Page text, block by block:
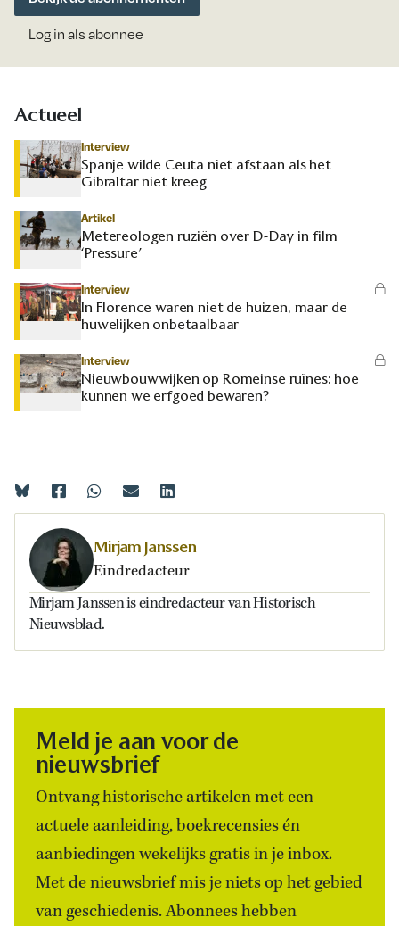
Log in als abonnee
Actueel
Interview
Spanje wilde Ceuta niet afstaan als het
Gibraltar niet kreeg
Artikel
Metereologen ruziën over D-Day in film
‘Pressure’
Interview
In Florence waren niet de huizen, maar de
huwelijken onbetaalbaar
Interview
Nieuwbouwwijken op Romeinse ruïnes: hoe
kunnen we erfgoed bewaren?
Mirjam Janssen
Eindredacteur
Mirjam Janssen is eindredacteur van Historisch
Nieuwsblad.
Meld je aan voor de
nieuwsbrief
Ontvang historische artikelen met een
actuele aanleiding, boekrecensies én
aanbiedingen wekelijks gratis in je inbox.
Met de nieuwsbrief mis je niets op het gebied
van geschiedenis. Abonnees hebben